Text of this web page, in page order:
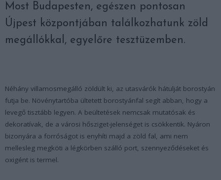
Most Budapesten, egészen pontosan
Újpest központjában találkozhatunk zöld
megállókkal, egyelőre tesztüzemben.
Néhány villamosmegálló zöldült ki, az utasvárók hátulját borostyán
futja be. Növénytartóba ültetett borostyánfal segít abban, hogy a
levegő tisztább legyen. A beültetések nemcsak mutatósak és
dekoratívak, de a városi hősziget-jelenséget is csökkentik. Nyáron
bizonyára a forróságot is enyhíti majd a zöld fal, ami nem
mellesleg megköti a légkörben szálló port, szennyeződéseket és
oxigént is termel.